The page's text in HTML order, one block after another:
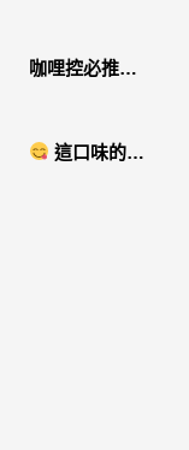
好萊塢名人加
家，奈米微電
咖哩控必推！
NYONYA」美
這口味的即